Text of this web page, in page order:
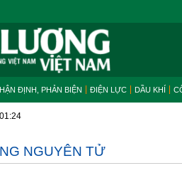
ĐỊNH, PHẢN BIỆN ĐIỆN LỰC DẦU KHÍ
NGUYÊN TỬ